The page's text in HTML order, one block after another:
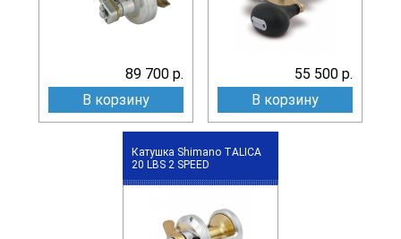
89 700 р.
В корзину
55 500 р.
В корзину
Катушка Shimano TALICA
20 LBS 2 SPEED